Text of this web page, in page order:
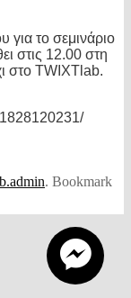
για το σεμινάριο
στις 12.00 στη
στο TWIXTlab.
. Bookmark